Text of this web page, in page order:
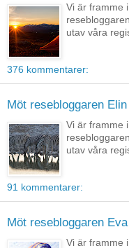
Vi är framme
utav våra
376 kommentarer:
Möt resebloggaren
Vi är framme
utav våra
91 kommentarer:
Möt resebloggaren
Vi är framme